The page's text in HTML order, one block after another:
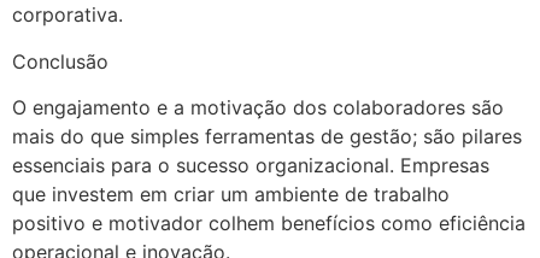
corporativa.
Conclusão
O engajamento e a motivação dos colaboradores são
mais do que simples ferramentas de gestão; são pilares
essenciais para o sucesso organizacional. Empresas
que investem em criar um ambiente de trabalho
positivo e motivador colhem benefícios como eficiência
operacional e inovação.